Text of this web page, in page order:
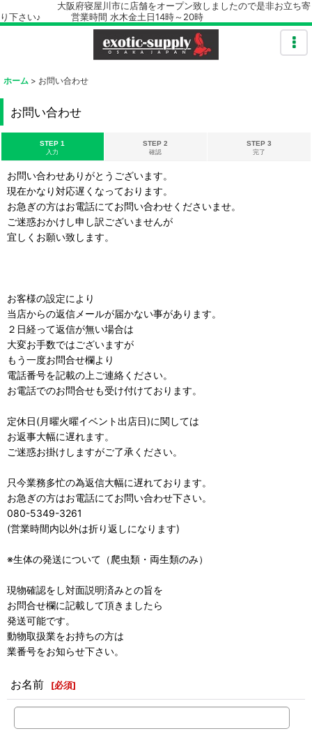
大阪府寝屋川市に店舗をオープン致しましたので是非お立ち寄
り下さい♪ 営業時間 水木金土日14時～20時
ホーム > お問い合わせ
お問い合わせ
STEP 1
入力
STEP 2
確認
STEP 3
完了
お問い合わせありがとうございます。
現在かなり対応遅くなっております。
お急ぎの方はお電話にてお問い合わせくださいませ。
ご迷惑おかけし申し訳ございませんが
宜しくお願い致します。
お客様の設定により
当店からの返信メールが届かない事があります。
２日経って返信が無い場合は
大変お手数ではございますが
もう一度お問合せ欄より
電話番号を記載の上ご連絡ください。
お電話でのお問合せも受け付けております。
定休日(月曜火曜イベント出店日)に関しては
お返事大幅に遅れます。
ご迷惑お掛けしますがご了承ください。
只今業務多忙の為返信大幅に遅れております。
お急ぎの方はお電話にてお問い合わせ下さい。
080-5349-3261
(営業時間内以外は折り返しになります)
※生体の発送について（爬虫類・両生類のみ）
現物確認をし対面説明済みとの旨を
お問合せ欄に記載して頂きましたら
発送可能です。
動物取扱業をお持ちの方は
業番号をお知らせ下さい。
お名前 [必須]